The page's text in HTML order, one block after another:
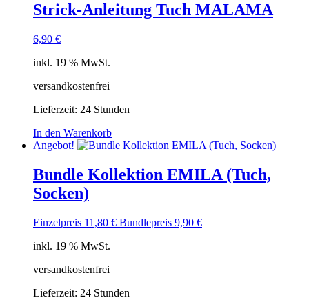
Strick-Anleitung Tuch MALAMA
6,90 €
inkl. 19 % MwSt.
versandkostenfrei
Lieferzeit: 24 Stunden
In den Warenkorb
Angebot!
Bundle Kollektion EMILA (Tuch,
Socken)
Einzelpreis 11,80€ Ursprünglicher
Bundlepreis 9,90 €Aktueller
inkl. 19 % MwSt.
versandkostenfrei
Lieferzeit: 24 Stunden